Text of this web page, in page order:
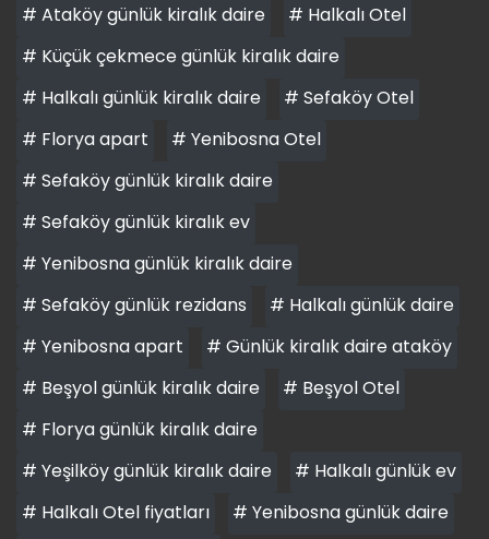
# Ataköy günlük kiralık daire
# Halkalı Otel
# Küçük çekmece günlük kiralık daire
# Halkalı günlük kiralık daire
# Sefaköy Otel
# Florya apart
# Yenibosna Otel
# Sefaköy günlük kiralık daire
# Sefaköy günlük kiralık ev
# Yenibosna günlük kiralık daire
# Sefaköy günlük rezidans
# Halkalı günlük daire
# Yenibosna apart
# Günlük kiralık daire ataköy
# Beşyol günlük kiralık daire
# Beşyol Otel
# Florya günlük kiralık daire
# Yeşilköy günlük kiralık daire
# Halkalı günlük ev
# Halkalı Otel fiyatları
# Yenibosna günlük daire